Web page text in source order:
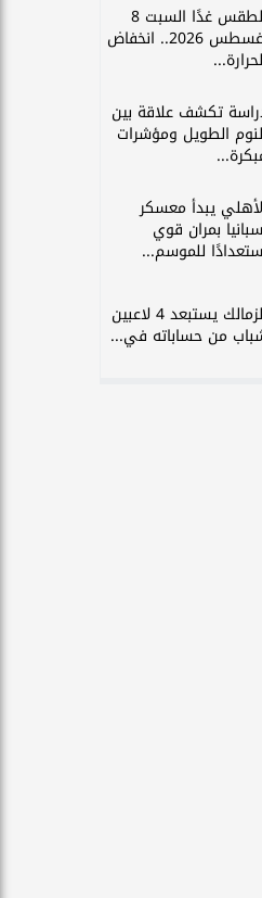
الطقس غدًا السبت 8
أغسطس 2026.. انخفاض
تكشف علاقة بين
الطويل ومؤشرات
يبدأ معسكر
بمران قوي
للموسم...
الزمالك يستبعد 4 لاعبين
من حساباته في...